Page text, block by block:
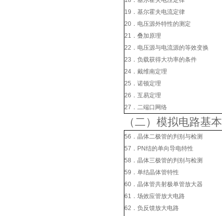
19．基尔霍夫电流定律
20．电压源外特性的测定
21．叠加原理
22．电压源与电流源的等效变换
23．负载获得大功率的条件
24．戴维南定理
25．诺顿定理
26．互易定理
27．二端口网络
（二）模拟电路基
56．晶体二极管的判别与检测
57．PN结的单向导电特性
58．晶体三极管的判别与检测
59．单结晶体管特性
60．晶体管共射极单管放大器
61．场效应管放大电路
62．负反馈放大电路